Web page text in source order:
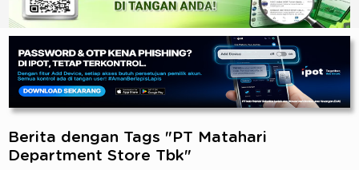
Berita dengan Tags "PT Matahari
Department Store Tbk"